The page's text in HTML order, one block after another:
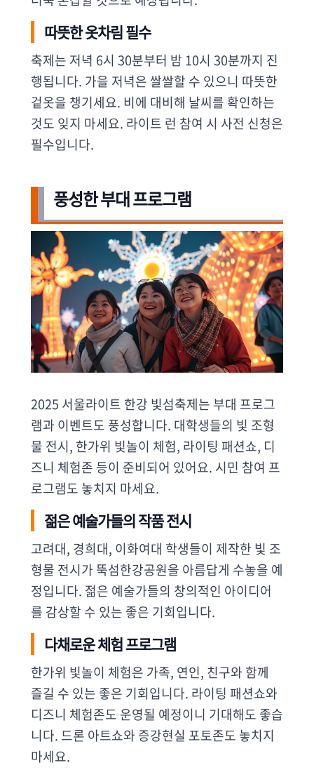
따뜻한 옷차림 필수
축제는 저녁 6시 30분부터 밤 10시 30분까지 진
행됩니다. 가을 저녁은 쌀쌀할 수 있으니 따뜻한
겉옷을 챙기세요. 비에 대비해 날씨를 확인하는
것도 잊지 마세요. 라이트 런 참여 시 사전 신청은
필수입니다.
풍성한 부대 프로그램
2025 서울라이트 한강 빛섬축제는 부대 프로그
램과 이벤트도 풍성합니다. 대학생들의 빛 조형
물 전시, 한가위 빛놀이 체험, 라이팅 패션쇼, 디
즈니 체험존 등이 준비되어 있어요. 시민 참여 프
로그램도 놓치지 마세요.
젊은 예술가들의 작품 전시
고려대, 경희대, 이화여대 학생들이 제작한 빛 조
형물 전시가 뚝섬한강공원을 아름답게 수놓을 예
정입니다. 젊은 예술가들의 창의적인 아이디어
를 감상할 수 있는 좋은 기회입니다.
다채로운 체험 프로그램
한가위 빛놀이 체험은 가족, 연인, 친구와 함께
즐길 수 있는 좋은 기회입니다. 라이팅 패션쇼와
디즈니 체험존도 운영될 예정이니 기대해도 좋습
니다. 드론 아트쇼와 증강현실 포토존도 놓치지
마세요.